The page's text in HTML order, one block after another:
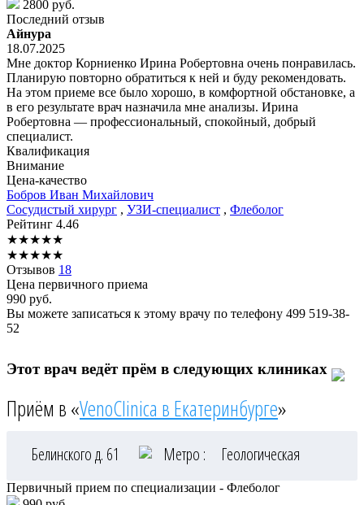
2800 руб.
Последний отзыв
Айнура
18.07.2025
Мне доктор Корниенко Ирина Робертовна очень понравилась.
Планирую повторно обратиться к ней и буду рекомендовать.
На этом приеме все было хорошо, в комфортной обстановке, а
в его результате врач назначила мне анализы. Ирина
Робертовна — профессиональный, спокойный, добрый
специалист.
Квалификация
Внимание
Цена-качество
Бобров Иван Михайлович
Сосудистый хирург , УЗИ-специалист , Флеболог
Рейтинг 4.46
★★★★★
★★★★★
Отзывов 18
Цена первичного приема
990 руб.
Вы можете записаться к этому врачу по телефону 499 519-38-
52
Этот врач ведёт прём в следующих клиниках
Приём в «VenoClinica в Екатеринбурге»
Белинского д. 61 Метро : Геологическая
Первичный прием по специализации - Флеболог